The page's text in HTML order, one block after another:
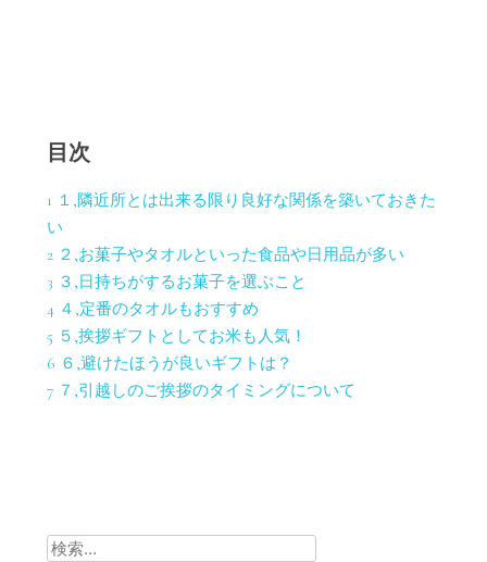
目次
1 １,隣近所とは出来る限り良好な関係を築いておきた
い
2２,お菓子やタオルといった食品や日用品が多い
3 ３,日持ちがするお菓子を選ぶこと
4４,定番のタオルもおすすめ
5 ５,挨拶ギフトとしてお米も人気！
6 ６,避けたほうが良いギフトは？
7７,引越しのご挨拶のタイミングについて
検